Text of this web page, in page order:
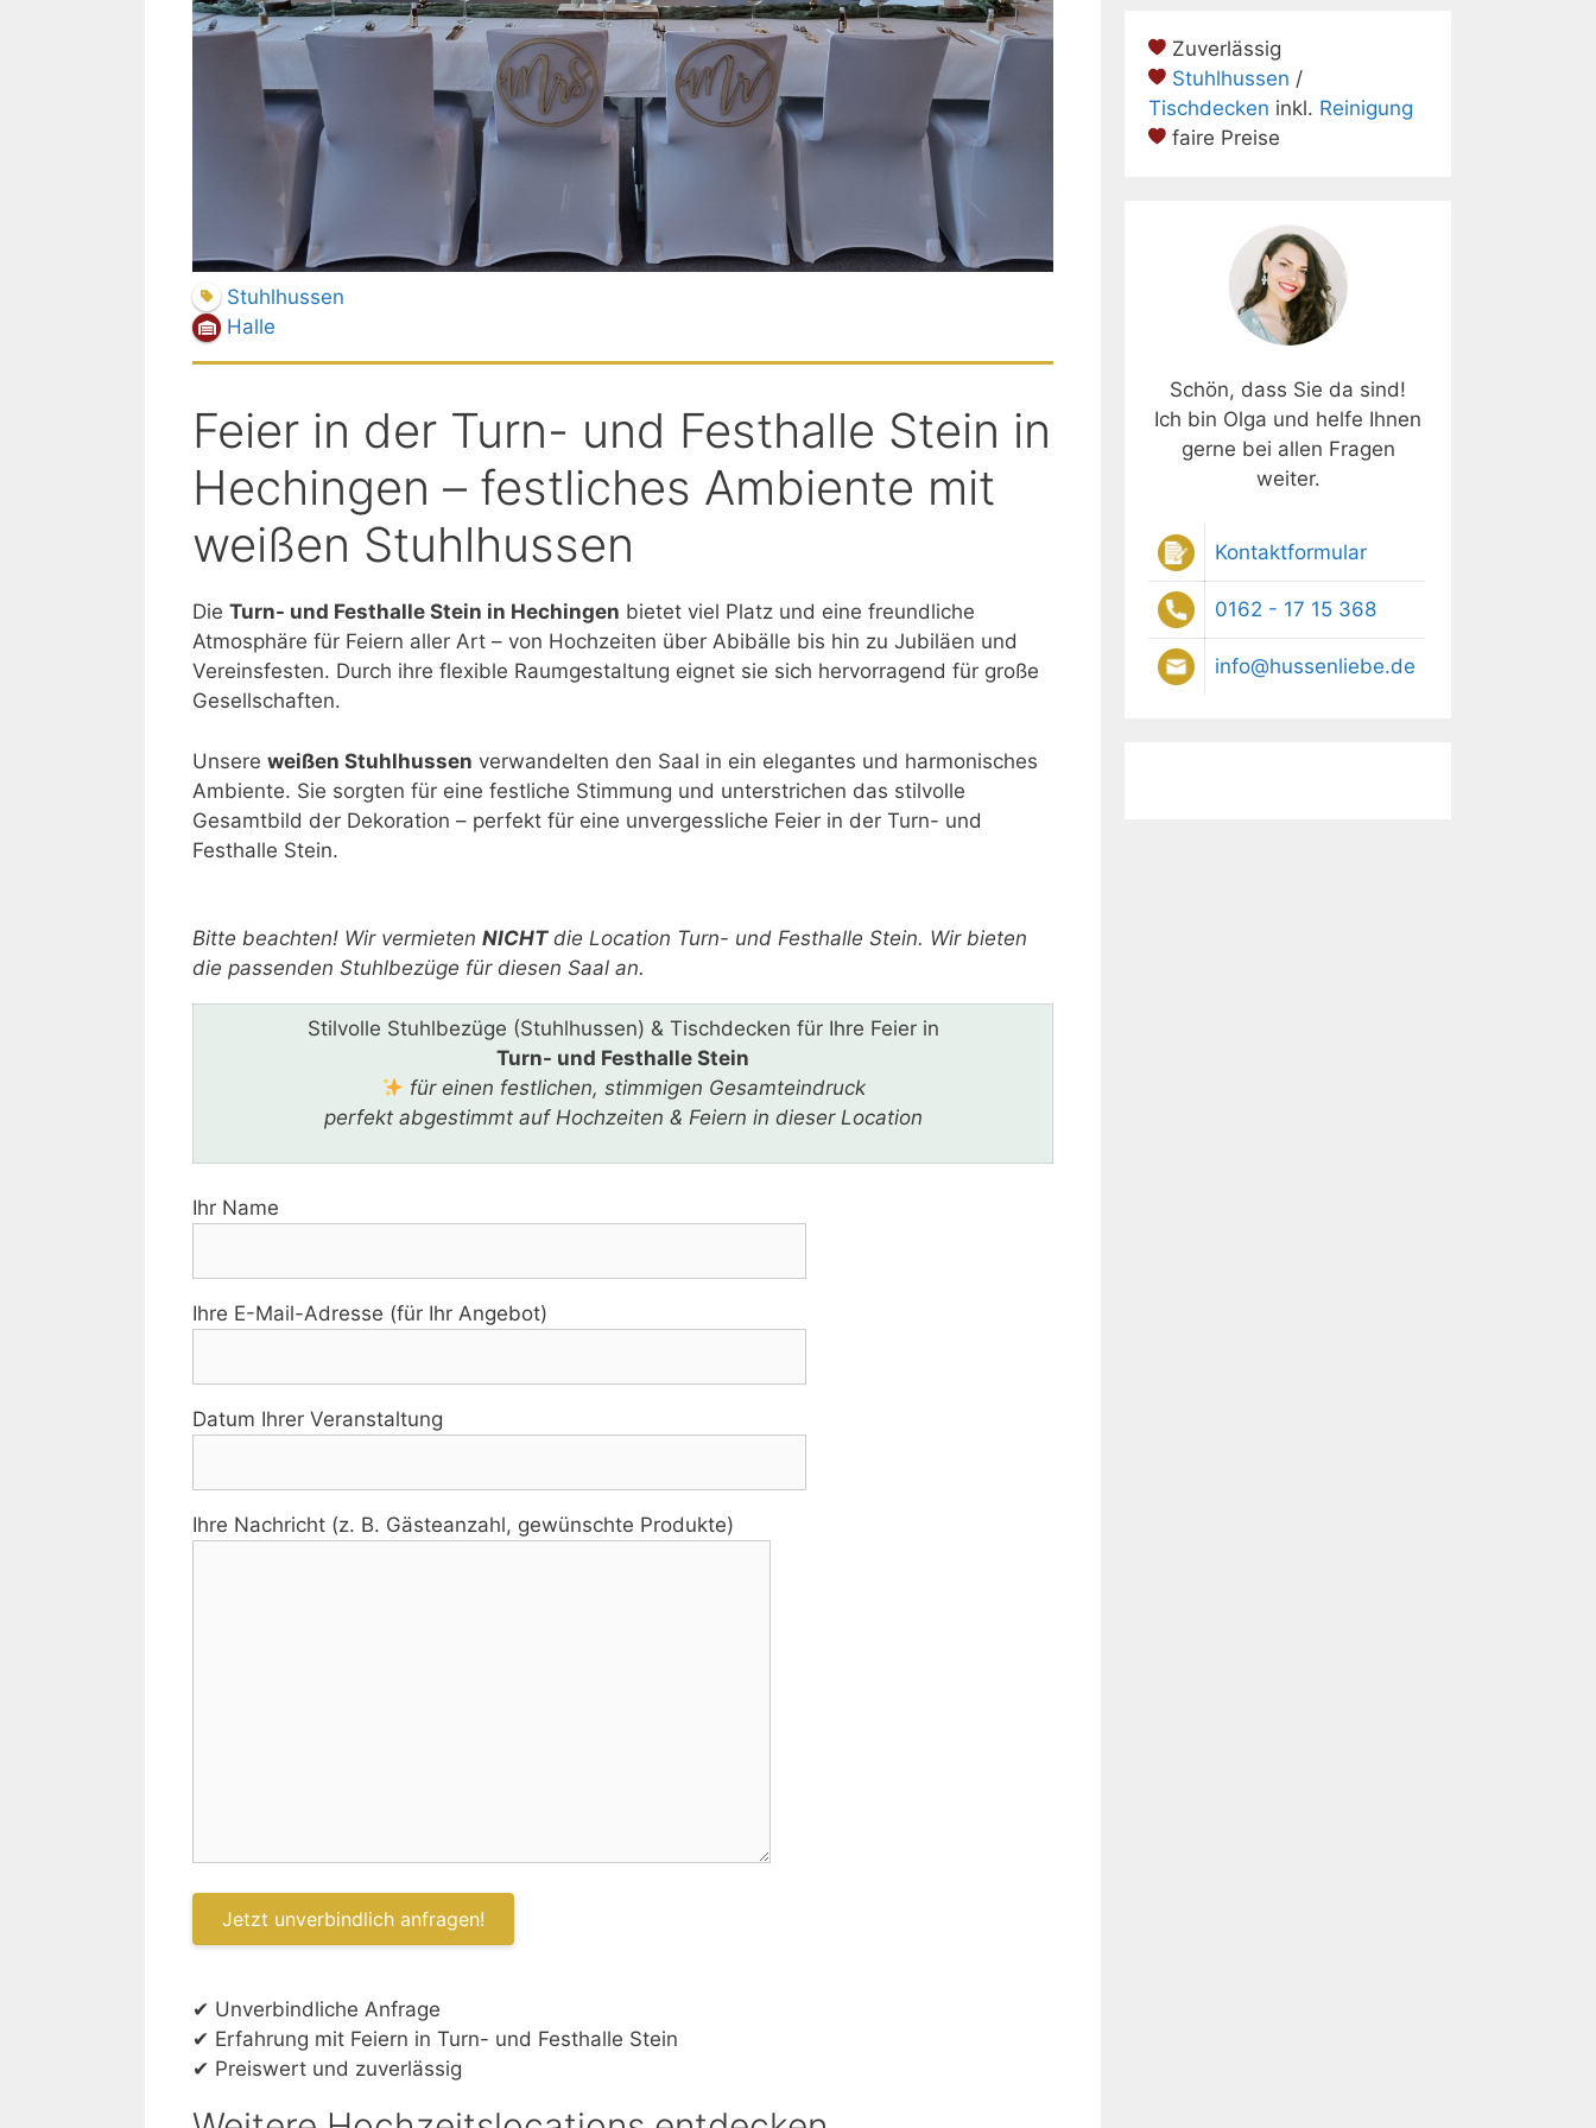
Stuhlhussen
Halle
Feier in der Turn- und Festhalle Stein in
Hechingen – festliches Ambiente mit
weißen Stuhlhussen
Die Turn- und Festhalle Stein in Hechingen bietet viel Platz und eine freundliche
Atmosphäre für Feiern aller Art – von Hochzeiten über Abibälle bis hin zu Jubiläen und
Vereinsfesten. Durch ihre flexible Raumgestaltung eignet sie sich hervorragend für große
Gesellschaften.
Unsere weißen Stuhlhussen verwandelten den Saal in ein elegantes und harmonisches
Ambiente. Sie sorgten für eine festliche Stimmung und unterstrichen das stilvolle
Gesamtbild der Dekoration – perfekt für eine unvergessliche Feier in der Turn- und
Festhalle Stein.
Bitte beachten! Wir vermieten NICHTdie Location Turn- und Festhalle Stein. Wir bieten
die passenden Stuhlbezüge für diesen Saal an.
Stilvolle Stuhlbezüge (Stuhlhussen) & Tischdecken für Ihre Feier in
Turn- und Festhalle Stein
für einen festlichen, stimmigen Gesamteindruck
perfekt abgestimmt auf Hochzeiten & Feiern in dieser Location
Ihr Name
Ihre E-Mail-Adresse (für Ihr Angebot)
Datum Ihrer Veranstaltung
Ihre Nachricht (z. B. Gästeanzahl, gewünschte Produkte)
✔ Unverbindliche Anfrage
✔ Erfahrung mit Feiern in Turn- und Festhalle Stein
✔ Preiswert und zuverlässig
Zuverlässig
Stuhlhussen /
Tischdecken inkl. Reinigung
faire Preise
Schön, dass Sie da sind!
Ich bin Olga und helfe Ihnen
gerne bei allen Fragen
weiter.
Kontaktformular
0162 - 17 15 368
info@hussenliebe.de